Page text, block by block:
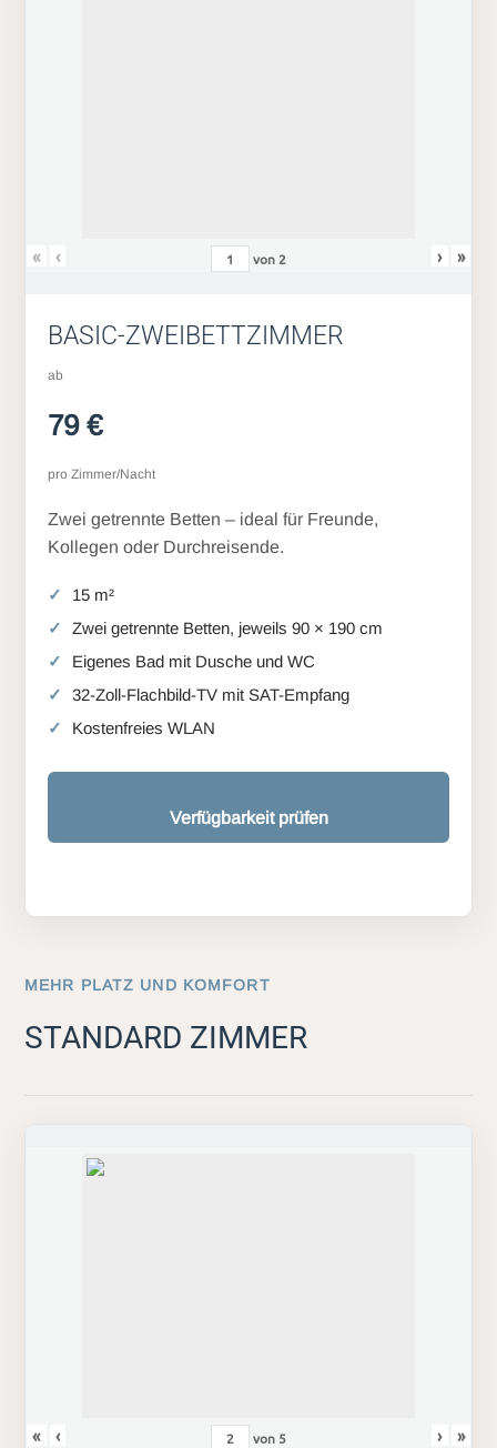
« ‹ von 2 › »
BASIC-ZWEIBETTZIMMER
ab
79 €
pro Zimmer/Nacht
Zwei getrennte Betten – ideal für Freunde,
Kollegen oder Durchreisende.
15 m²
Zwei getrennte Betten, jeweils 90 × 190 cm
Eigenes Bad mit Dusche und WC
32-Zoll-Flachbild-TV mit SAT-Empfang
Kostenfreies WLAN
Verfügbarkeit prüfen
MEHR PLATZ UND KOMFORT
STANDARD ZIMMER
« ‹ von 5 › »